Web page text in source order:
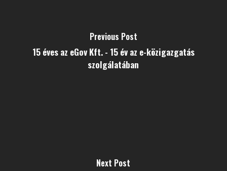
Previous Post
15 éves az eGov Kft. - 15 év az e-közigazgatás
szolgálatában
Next Post